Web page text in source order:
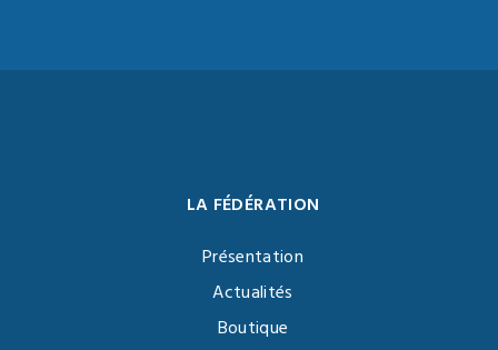
LA FÉDÉRATION
Présentation
Actualités
Boutique